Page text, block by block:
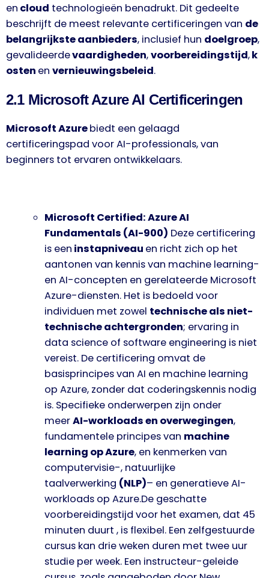
en cloud technologieën benadrukt. Dit gedeelte
beschrijft de meest relevante certificeringen van de
belangrijkste aanbieders, inclusief hun doelgroep,
gevalideerdevaardigheden,voorbereidingstijd,k
osten en vernieuwingsbeleid.
2.1 Microsoft Azure AI Certificeringen
Microsoft Azurebiedt een gelaagd
certificeringspad voor AI-professionals, van
beginners tot ervaren ontwikkelaars.
Microsoft Certified: Azure AI
Fundamentals (AI-900) Deze certificering
is een instapniveau en richt zich op het
aantonen van kennis van machine learning-
en AI-concepten en gerelateerde Microsoft
Azure-diensten. Het is bedoeld voor
individuen met zowel technische als niet-
technische achtergronden; ervaring in
data science of software engineering is niet
vereist. De certificering omvat de
basisprincipes van AI en machine learning
op Azure, zonder dat coderingskennis nodig
is. Specifieke onderwerpen zijn onder
meerAI-workloads en overwegingen,
fundamentele principes van machine
learning op Azure, en kenmerken van
computervisie-, natuurlijke
taalverwerking (NLP)– en generatieve AI-
workloads op Azure.De geschatte
voorbereidingstijd voor het examen, dat 45
minuten duurt , is flexibel. Een zelfgestuurde
cursus kan drie weken duren met twee uur
studie per week. Een instructeur-geleide